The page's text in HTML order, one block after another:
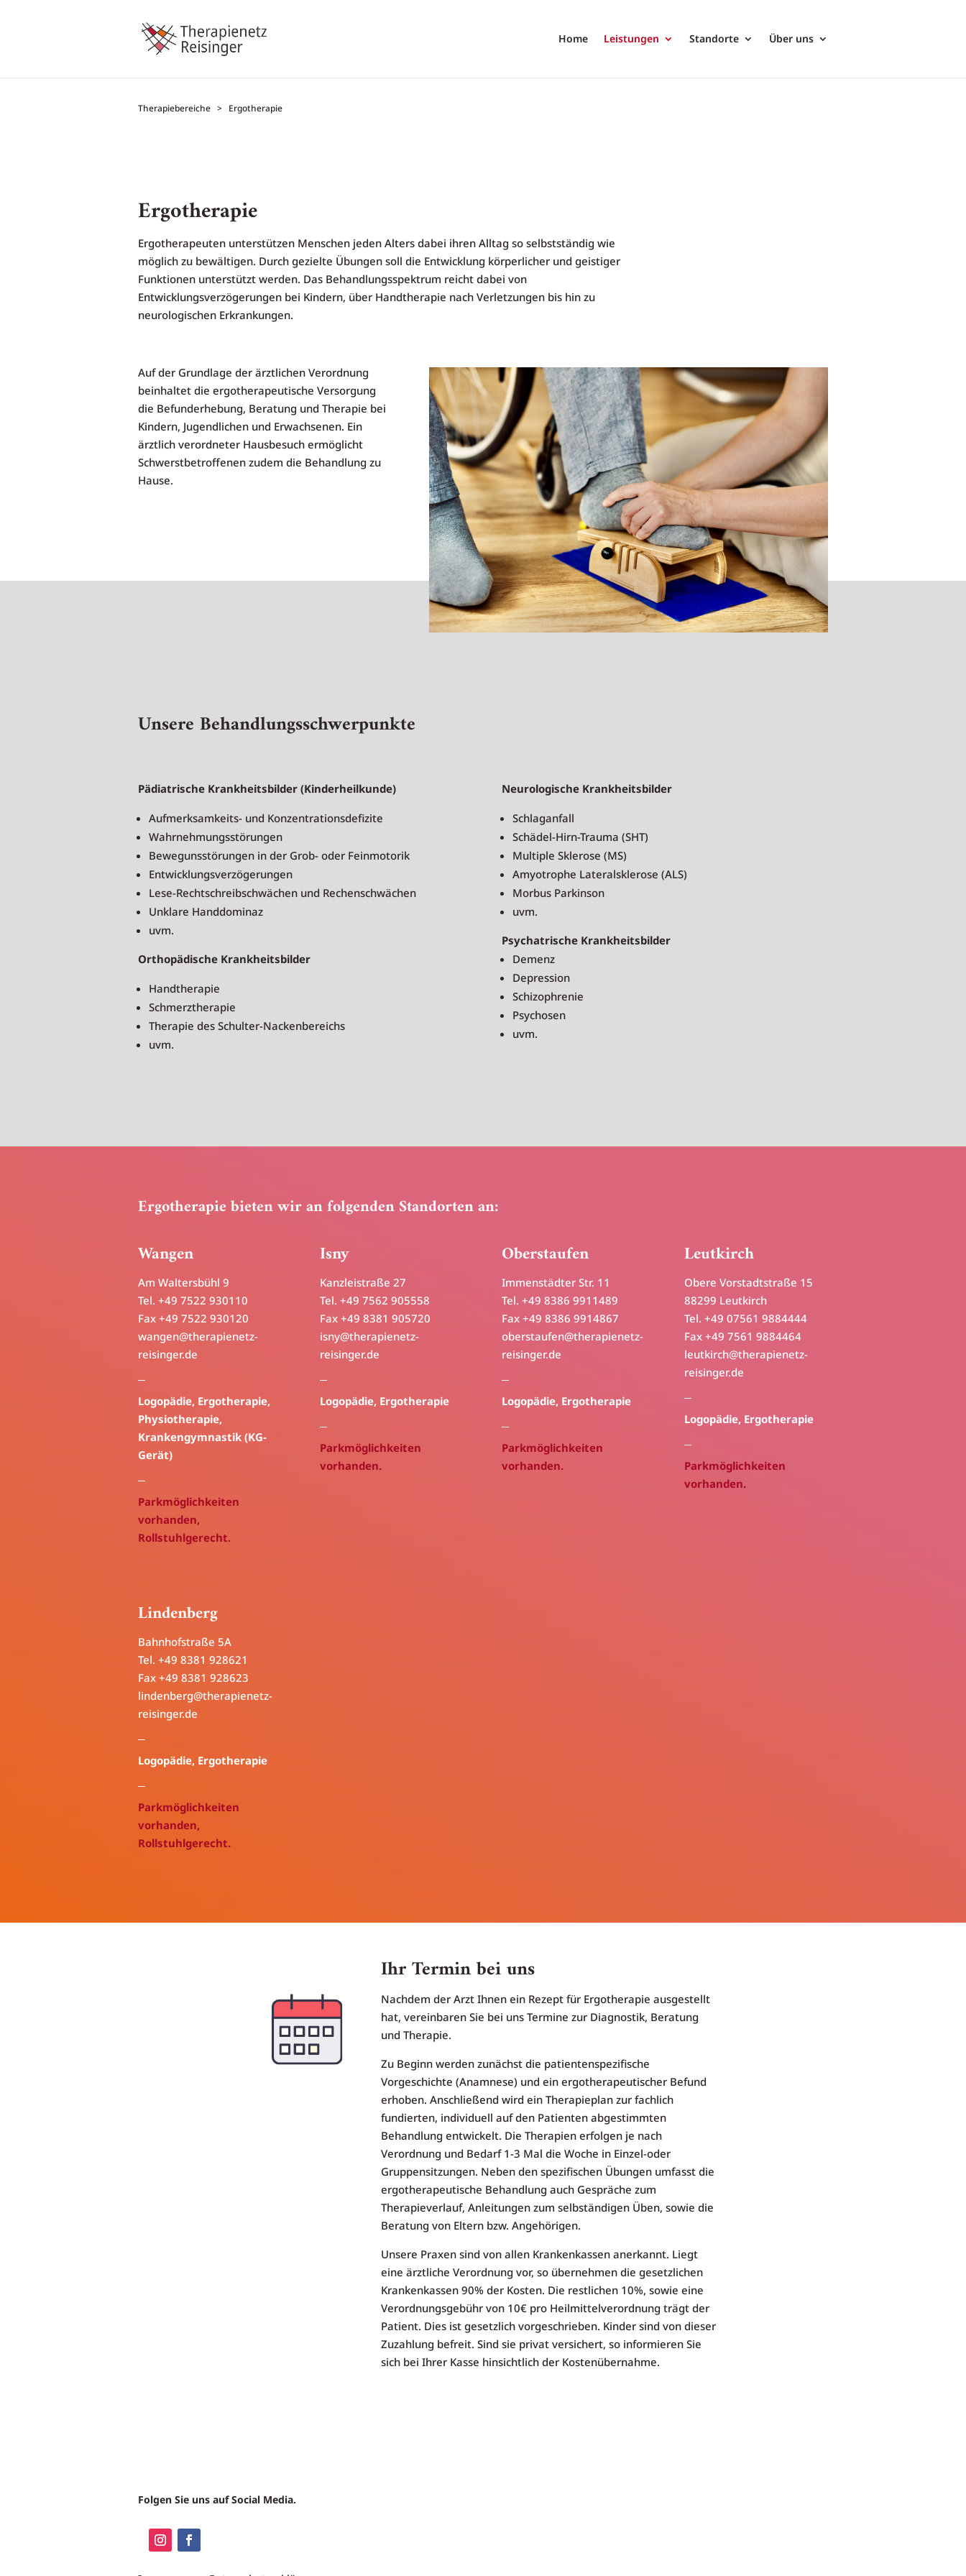
Home Leistungen Standorte Über uns
Therapiebereiche > Ergotherapie
Ergotherapie
Ergotherapeuten unterstützen Menschen jeden Alters dabei ihren Alltag so selbstständig wie
möglich zu bewältigen. Durch gezielte Übungen soll die Entwicklung körperlicher und geistiger
Funktionen unterstützt werden. Das Behandlungsspektrum reicht dabei von
Entwicklungsverzögerungen bei Kindern, über Handtherapie nach Verletzungen bis hin zu
neurologischen Erkrankungen.
Auf der Grundlage der ärztlichen Verordnung
beinhaltet die ergotherapeutische Versorgung
die Befunderhebung, Beratung und Therapie bei
Kindern, Jugendlichen und Erwachsenen. Ein
ärztlich verordneter Hausbesuch ermöglicht
Schwerstbetroffenen zudem die Behandlung zu
Hause.
Unsere Behandlungsschwerpunkte
Pädiatrische Krankheitsbilder (Kinderheilkunde)
Aufmerksamkeits- und Konzentrationsdefizite
Wahrnehmungsstörungen
Bewegunsstörungen in der Grob- oder Feinmotorik
Entwicklungsverzögerungen
Lese-Rechtschreibschwächen und Rechenschwächen
Unklare Handdominaz
uvm.
Orthopädische Krankheitsbilder
Handtherapie
Schmerztherapie
Therapie des Schulter-Nackenbereichs
uvm.
Neurologische Krankheitsbilder
Schlaganfall
Schädel-Hirn-Trauma (SHT)
Multiple Sklerose (MS)
Amyotrophe Lateralsklerose (ALS)
Morbus Parkinson
uvm.
Psychatrische Krankheitsbilder
Demenz
Depression
Schizophrenie
Psychosen
uvm.
Ergotherapie bieten wir an folgenden Standorten an:
Wangen
Am Waltersbühl 9
Tel. +49 7522 930110
Fax +49 7522 930120
wangen@therapienetz-
reisinger.de
Logopädie, Ergotherapie,
Physiotherapie,
Krankengymnastik (KG-
Gerät)
Parkmöglichkeiten
vorhanden,
Rollstuhlgerecht.
Isny
Kanzleistraße 27
Tel. +49 7562 905558
Fax +49 8381 905720
isny@therapienetz-
reisinger.de
Logopädie, Ergotherapie
Parkmöglichkeiten
vorhanden.
Oberstaufen
Immenstädter Str. 11
Tel. +49 8386 9911489
Fax +49 8386 9914867
oberstaufen@therapienetz-
reisinger.de
Logopädie, Ergotherapie
Parkmöglichkeiten
vorhanden.
Leutkirch
Obere Vorstadtstraße 15
88299 Leutkirch
Tel. +49 07561 9884444
Fax +49 7561 9884464
leutkirch@therapienetz-
reisinger.de
Logopädie, Ergotherapie
Parkmöglichkeiten
vorhanden.
Lindenberg
Bahnhofstraße 5A
Tel. +49 8381 928621
Fax +49 8381 928623
lindenberg@therapienetz-
reisinger.de
Logopädie, Ergotherapie
Parkmöglichkeiten
vorhanden,
Rollstuhlgerecht.
Ihr Termin bei uns
Nachdem der Arzt Ihnen ein Rezept für Ergotherapie ausgestellt
hat, vereinbaren Sie bei uns Termine zur Diagnostik, Beratung
und Therapie.
Zu Beginn werden zunächst die patientenspezifische
Vorgeschichte (Anamnese) und ein ergotherapeutischer Befund
erhoben. Anschließend wird ein Therapieplan zur fachlich
fundierten, individuell auf den Patienten abgestimmten
Behandlung entwickelt. Die Therapien erfolgen je nach
Verordnung und Bedarf 1-3 Mal die Woche in Einzel-oder
Gruppensitzungen. Neben den spezifischen Übungen umfasst die
ergotherapeutische Behandlung auch Gespräche zum
Therapieverlauf, Anleitungen zum selbständigen Üben, sowie die
Beratung von Eltern bzw. Angehörigen.
Unsere Praxen sind von allen Krankenkassen anerkannt. Liegt
eine ärztliche Verordnung vor, so übernehmen die gesetzlichen
Krankenkassen 90% der Kosten. Die restlichen 10%, sowie eine
Verordnungsgebühr von 10€ pro Heilmittelverordnung trägt der
Patient. Dies ist gesetzlich vorgeschrieben. Kinder sind von dieser
Zuzahlung befreit. Sind sie privat versichert, so informieren Sie
sich bei Ihrer Kasse hinsichtlich der Kostenübernahme.
Folgen Sie uns auf Social Media.